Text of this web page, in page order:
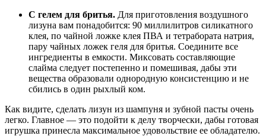
С гелем для бритья. Для приготовления воздушного
лизуна вам понадобится: 90 миллилитров силикатного
клея, по чайной ложке клея ПВА и тетрабората натрия,
пару чайных ложек геля для бритья. Соедините все
ингредиенты в емкости. Миксовать составляющие
слайма следует постепенно и помешивая, дабы эти
вещества образовали однородную консистенцию и не
сбились в один рыхлый ком.
Как видите, сделать лизун из шампуня и зубной пасты очень
легко. Главное — это подойти к делу творчески, дабы готовая
игрушка принесла максимальное удовольствие ее обладателю.